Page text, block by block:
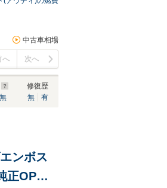
中古車相場
へ 次へ
無
修復歴
無
有
ンボス
正OPソ